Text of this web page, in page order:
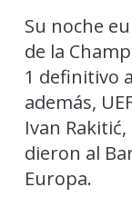
Su noche
de la
1 definitivo
además,
Ivan
dieron al
Europa.